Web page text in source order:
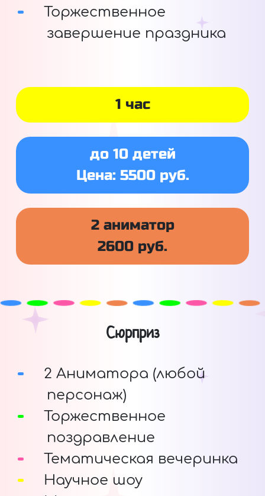
Торжественное
завершение праздника
1 час
до 10 детей
Цена: 5500 руб.
2 аниматор
2600 руб.
Сюрприз
2 Аниматора (любой
персонаж)
Торжественное
поздравление
Тематическая вечеринка
Научное шоу